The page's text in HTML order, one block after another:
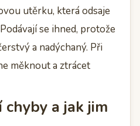
utěrku, která odsaje
se ihned, protože
a nadýchaný. Při
měknout a ztrácet
chyby a jak jim